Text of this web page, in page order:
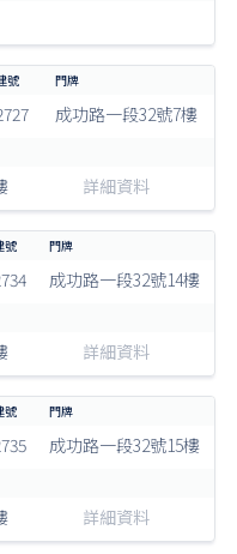
成功路一段32號7樓
詳細資料
成功路一段32號14樓
詳細資料
成功路一段32號15樓
詳細資料